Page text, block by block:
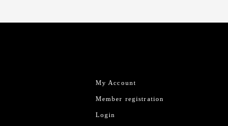
My Account
Member registration
Login